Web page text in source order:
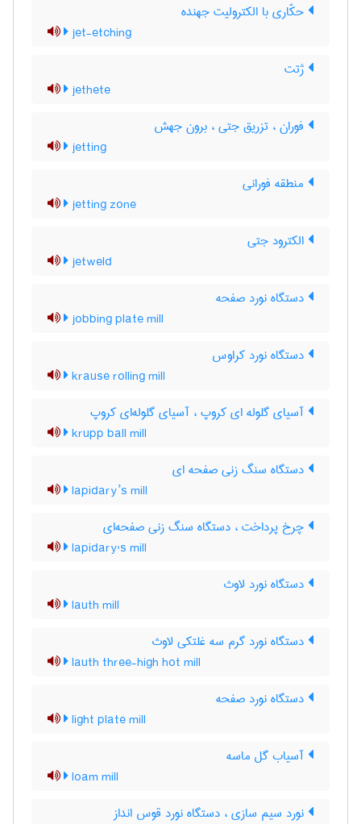
حکّاری با الکترولیت جهنده
jet-etching
ژتت
jethete
فوران ، تزریق جتی ، برون جهش
jetting
منطقه فورانی
jetting zone
الکترود جتی
jetweld
دستگاه نورد صفحه
jobbing plate mill
دستگاه نورد کراوس
krause rolling mill
آسیای گلوله ای کروپ ، آسیای گلوله‌ای کروپ
krupp ball mill
دستگاه سنگ زنی صفحه ای
lapidary’s mill
چرخ پرداخت ، دستگاه سنگ زنی صفحه‌ای
lapidary's mill
دستگاه نورد لاوث
lauth mill
دستگاه نورد گرم سه غلتکی لاوث
lauth three-high hot mill
دستگاه نورد صفحه
light plate mill
آسیاب گل ماسه
loam mill
نورد سیم سازی ، دستگاه نورد قوس انداز